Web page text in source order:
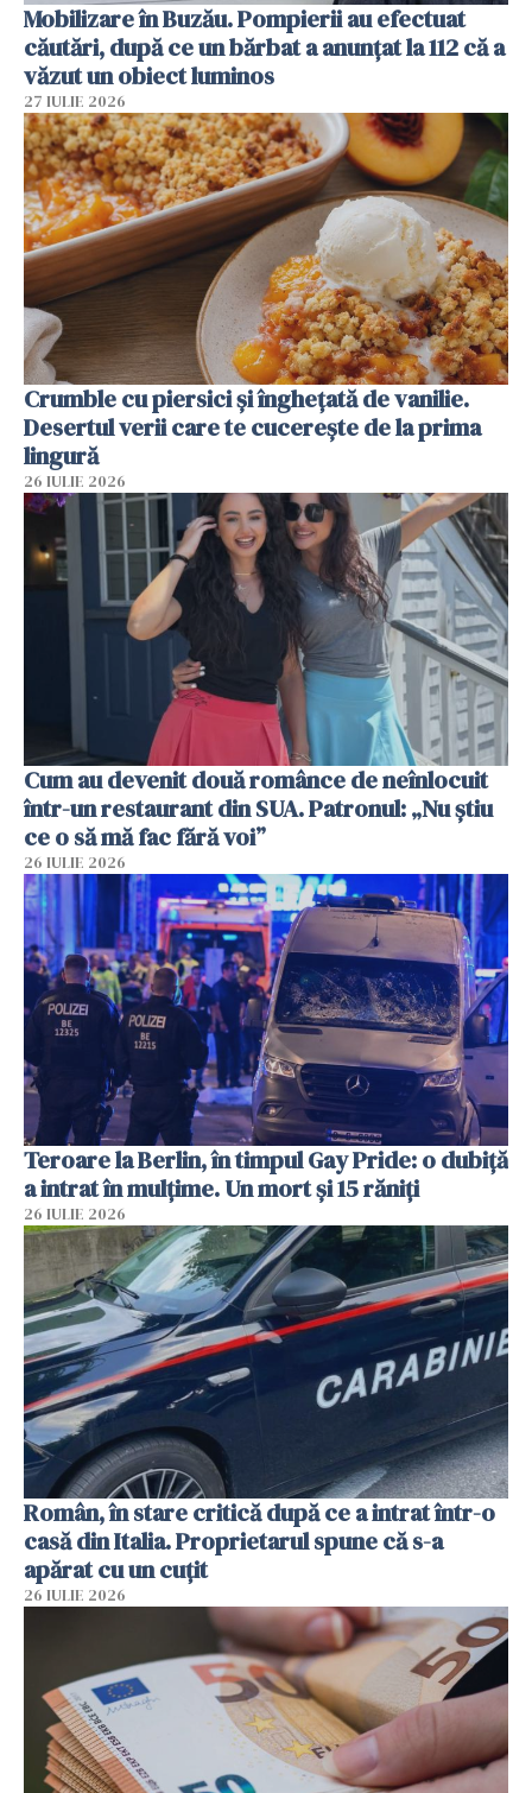
Mobilizare în Buzău. Pompierii au efectuat
căutări, după ce un bărbat a anunțat la 112 că a
văzut un obiect luminos
27 IULIE 2026
Crumble cu piersici și înghețată de vanilie.
Desertul verii care te cucerește de la prima
lingură
26 IULIE 2026
Cum au devenit două românce de neînlocuit
într-un restaurant din SUA. Patronul: „Nu știu
ce o să mă fac fără voi”
26 IULIE 2026
Teroare la Berlin, în timpul Gay Pride: o dubiță
a intrat în mulțime. Un mort și 15 răniți
26 IULIE 2026
Român, în stare critică după ce a intrat într-o
casă din Italia. Proprietarul spune că s-a
apărat cu un cuțit
26 IULIE 2026